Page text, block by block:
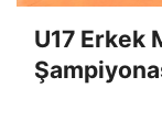
U17 Erkek